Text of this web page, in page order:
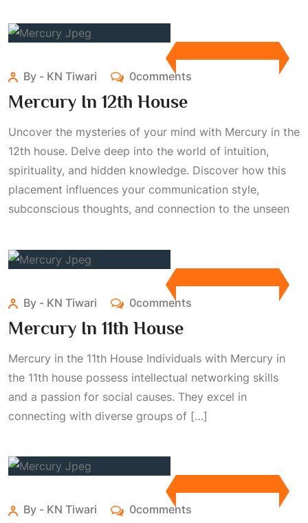
By - KN Tiwari 0comments
Mercury In 12th House
Uncover the mysteries of your mind with Mercury in the
12th house. Delve deep into the world of intuition,
spirituality, and hidden knowledge. Discover how this
placement influences your communication style,
subconscious thoughts, and connection to the unseen
By - KN Tiwari 0comments
Mercury In 11th House
Mercury in the 11th House Individuals with Mercury in
the 11th house possess intellectual networking skills
and a passion for social causes. They excel in
connecting with diverse groups of […]
By - KN Tiwari 0comments